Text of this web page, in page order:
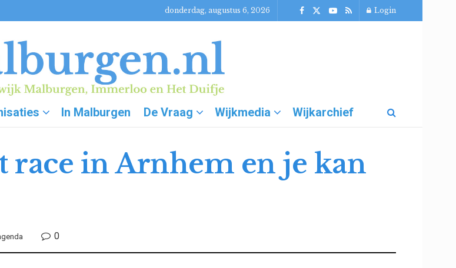
donderdag, augustus 6, 2026 Login
In Malburgen De Vraag Wijkmedia Wijkarchief
in Arnhem en je kan
0